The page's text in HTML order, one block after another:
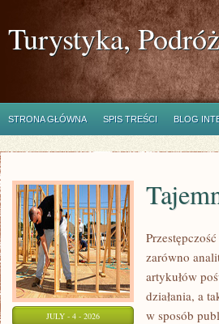
Turystyka,
STRONA GŁÓWNA SPIS TREŚCI BLOG
JULY - 4 - 2026
zarówno
artykułów
działania, a
w sposób